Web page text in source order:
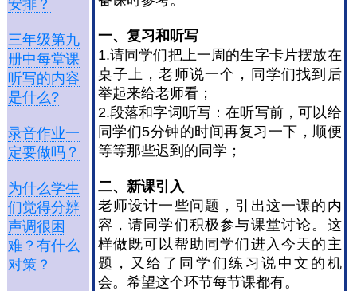
安排？
三年级第九
册中每堂课
听写的内容
是什么?
录音作业一
定要做吗？
为什么学生
们觉得分辨
声调很困
难？有什么
对策？
一、复习和听写
1.请同学们把上一周的生字卡片摆放在
桌子上，老师说一个，同学们找到后
举起来给老师看；
2.段落和字词听写：在听写前，可以给
同学们5分钟的时间再复习一下，顺便
等等那些迟到的同学；
二、新课引入
老师设计一些问题，引出这一课的内
容，请同学们积极参与课堂讨论。这
样做既可以帮助同学们进入今天的主
题，又给了同学们练习说中文的机
会。希望这个环节每节课都有。